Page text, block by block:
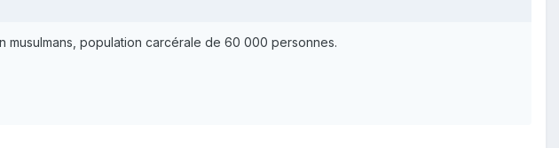
musulmans, population carcérale de 60 000 personnes.